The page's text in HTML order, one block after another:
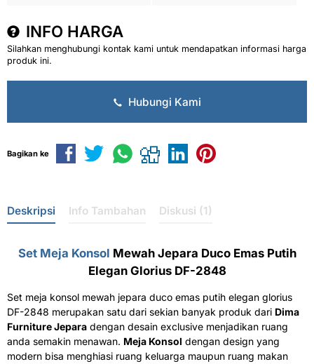
INFO HARGA
Silahkan menghubungi kontak kami untuk mendapatkan informasi harga
produk ini.
Hubungi Kami
Bagikan ke
Deskripsi Info Tambahan Diskusi (1)
Set Meja Konsol Mewah Jepara Duco Emas Putih
Elegan Glorius DF-2848
Set meja konsol mewah jepara duco emas putih elegan glorius
DF-2848 merupakan satu dari sekian banyak produk dari Dima
Furniture Jepara dengan desain exclusive menjadikan ruang
anda semakin menawan. Meja Konsol dengan design yang
modern bisa menghiasi ruang keluarga maupun ruang makan